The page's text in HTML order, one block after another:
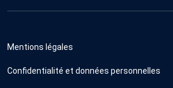
Mentions légales
Confidentialité et données personnelles